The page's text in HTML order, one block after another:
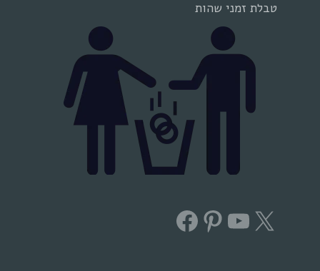
טבלת זמני שהות
X
YouTube
Pinterest
Facebook